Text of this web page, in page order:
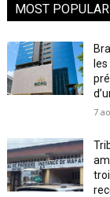
MOST POPULAR
7